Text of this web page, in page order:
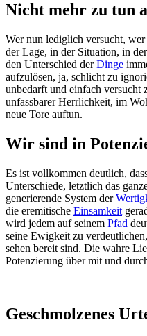
Nicht mehr zu tun
Wer nun lediglich versucht,
der Lage, in der Situation, in
den Unterschied derDinge
aufzulösen, ja, schlicht zu
unbedarft und einfach versucht
unfassbarer Herrlichkeit, im
neue Tore auftun.
Wir sind in
Es ist vollkommen deutlich,
Unterschiede, letztlich das
generierende System der
die eremitische Einsamkeit
wird jedem auf seinem Pfad
seine Ewigkeit zu
sehen bereit sind. Die wahre
Potenzierung über mit und
Geschmolzenes